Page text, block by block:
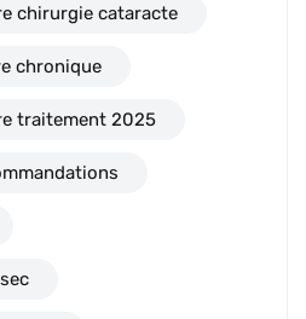
chirurgie cataracte
chronique
traitement 2025